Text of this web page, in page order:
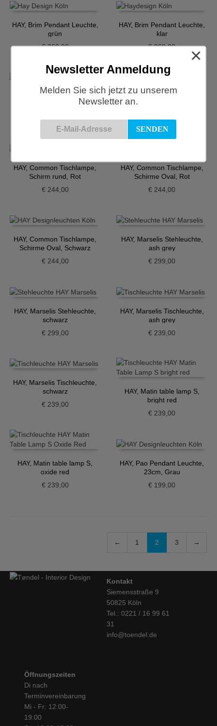
HAY, Brim Pendant Leuchte,
grün
€269,00
HAY, Brim Pendant Leuchte,
klar
€269,00
Schirm rund, Schwarz
€294,00
Schirm oval, Schwarz
€294,00
HAY, Common Tischlampe,
Schirm rund, Rot
€244,00
HAY, Common Tischlampe,
Schirme Oval, Rot
€ 244,00
HAY, Common Tischlampe,
Schirme Oval, Schwarz
€244,00
HAY, Marselis Stehleuchte,
ash grey
€ 299,00
HAY, Marselis Stehleuchte,
schwarz
€299,00
HAY, Marselis Tischleuchte,
ash grey
€ 239,00
HAY, Marselis Tischleuchte,
schwarz
€239,00
HAY, Matin table lamp S,
bright red
€ 239,00
HAY, Matin table lamp S,
oxide red
€239,00
HAY, Pao Pendant Leuchte,
23cm, Grau
€ 199,00
← 1 2 3 →
Kontakt
Siemensstraße 9
50825 Köln
Tel.: 0221 / 16 99 61
31
info@toendel.de
Öffnungszeiten
Di nach
Terminvereinbarung
Mi - Fr: 12:00-
19:00
Newsletter Anmeldung
Melden Sie sich jetzt zu unserem
Newsletter an.
×